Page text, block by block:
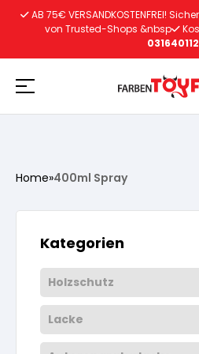
Vorbereitung
Wasserlösliche Grundierung
Lösemittelhältige Grundierung
Lacke
Wasserlösliche Grundierung
Vorbereitung
Innenfarben
AB 75€ VERSANDKOSTENFREI!
von Trusted-Shops &nbsp
Home»400ml Spray
Kategorien
Holzschutz
Vorbereitung
Wasserlösliche
Lacke